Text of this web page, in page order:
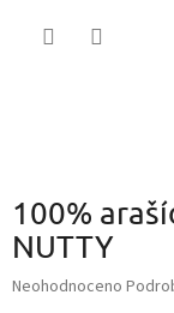
100%
NUTTY
Průměrné
Neohodnoceno